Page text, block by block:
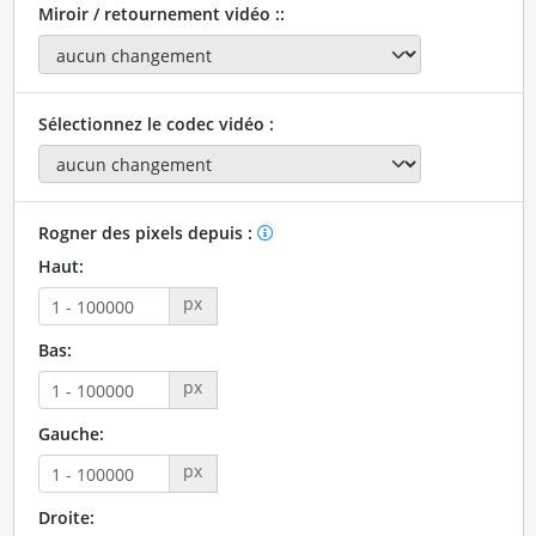
Miroir / retournement vidéo ::
Sélectionnez le codec vidéo :
Rogner des pixels depuis :
Haut:
px
Bas:
px
Gauche:
px
Droite: